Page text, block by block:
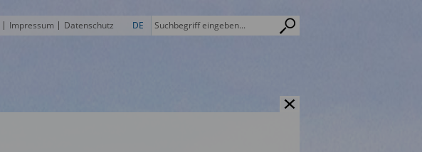
DE
Impressum Datenschutz